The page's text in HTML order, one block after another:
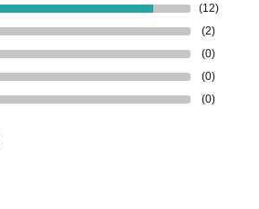
(12)
(2)
(0)
(0)
(0)